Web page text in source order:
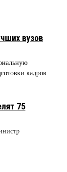
вузов
кадров
75